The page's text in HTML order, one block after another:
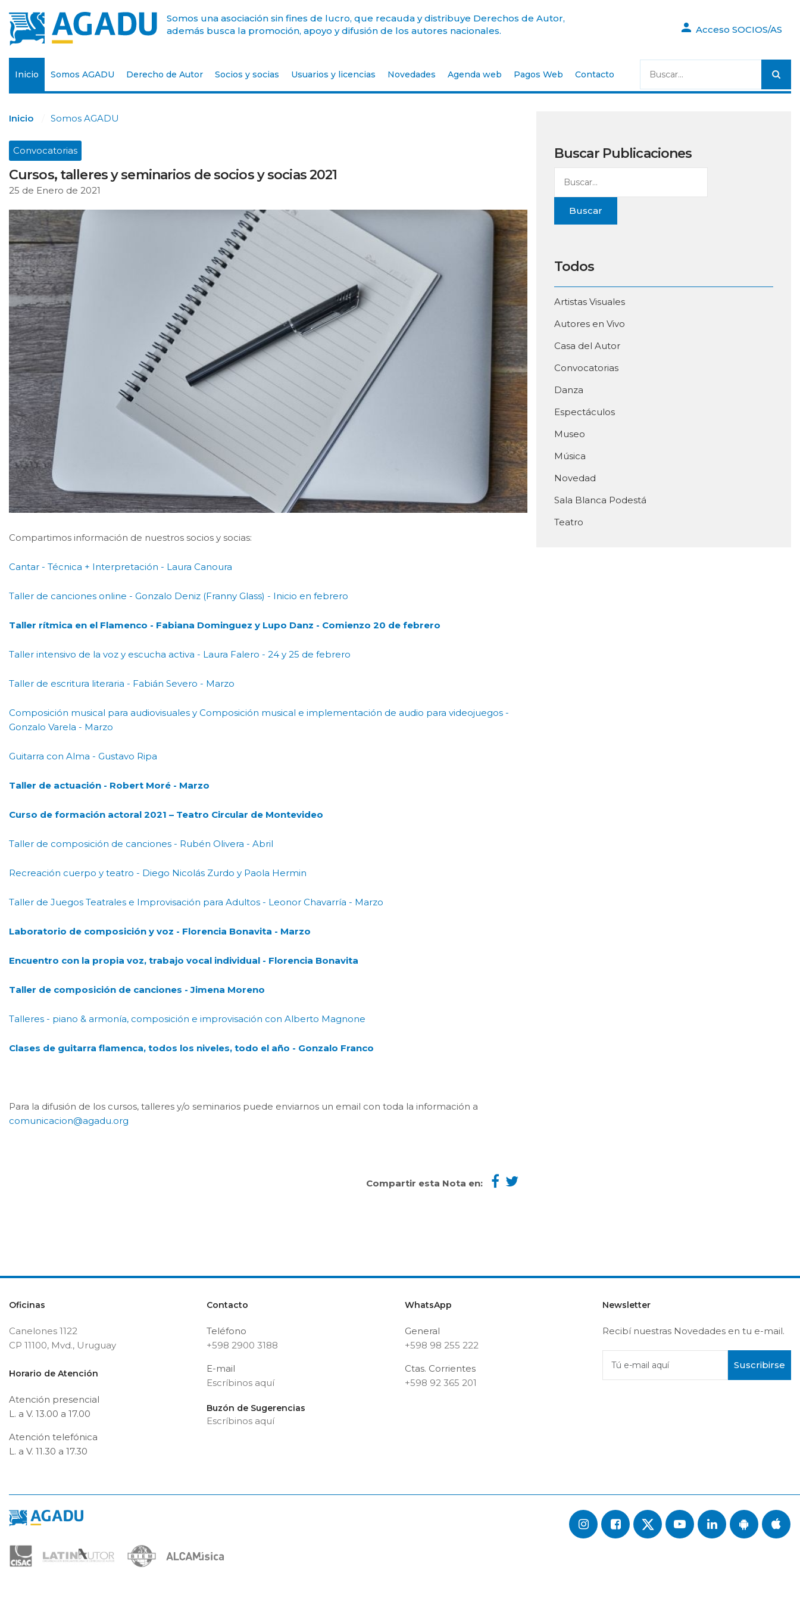
Somos una asociación sin fines de lucro, que recauda y distribuye Derechos de Autor,
además busca la promoción, apoyo y difusión de los autores nacionales.
Acceso SOCIOS/AS
Inicio Somos AGADU Derecho de Autor Socios y socias Usuarios y licencias Novedades Agenda web Pagos Web Contacto
Inicio Somos AGADU
Convocatorias
Cursos, talleres y seminarios de socios y socias 2021
25 de Enero de 2021
Compartimos información de nuestros socios y socias:
Cantar - Técnica + Interpretación - Laura Canoura
Taller de canciones online - Gonzalo Deniz (Franny Glass) - Inicio en febrero
Taller rítmica en el Flamenco - Fabiana Dominguez y Lupo Danz - Comienzo 20 de febrero
Taller intensivo de la voz y escucha activa - Laura Falero - 24 y 25 de febrero
Taller de escritura literaria - Fabián Severo - Marzo
Composición musical para audiovisuales y Composición musical e implementación de audio para videojuegos -
Gonzalo Varela - Marzo
Guitarra con Alma - Gustavo Ripa
Taller de actuación - Robert Moré - Marzo
Curso de formación actoral 2021 – Teatro Circular de Montevideo
Taller de composición de canciones - Rubén Olivera - Abril
Recreación cuerpo y teatro - Diego Nicolás Zurdo y Paola Hermin
Taller de Juegos Teatrales e Improvisación para Adultos - Leonor Chavarría - Marzo
Laboratorio de composición y voz - Florencia Bonavita - Marzo
Encuentro con la propia voz, trabajo vocal individual - Florencia Bonavita
Taller de composición de canciones - Jimena Moreno
Talleres - piano & armonía, composición e improvisación con Alberto Magnone
Clases de guitarra flamenca, todos los niveles, todo el año - Gonzalo Franco
Para la difusión de los cursos, talleres y/o seminarios puede enviarnos un email con toda la información a
comunicacion@agadu.org
Compartir esta Nota en:
Buscar Publicaciones
Buscar
Todos
Artistas Visuales
Autores en Vivo
Casa del Autor
Convocatorias
Danza
Espectáculos
Museo
Música
Novedad
Sala Blanca Podestá
Teatro
Oficinas
Canelones 1122
CP 11100, Mvd., Uruguay
Horario de Atención
Atención presencial
L. a V. 13.00 a 17.00
Atención telefónica
L. a V. 11.30 a 17.30
Contacto
Teléfono
+598 2900 3188
E-mail
Escríbinos aquí
Buzón de Sugerencias
Escríbinos aquí
WhatsApp
General
+598 98 255 222
Ctas. Corrientes
+598 92 365 201
Newsletter
Recibí nuestras Novedades en tu e-mail.
Tú e-mail aquí Suscribirse